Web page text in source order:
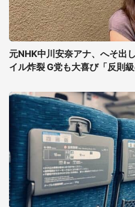
元NHK中川安奈アナ、へそ出
イル炸裂 G党も大喜び「反則級